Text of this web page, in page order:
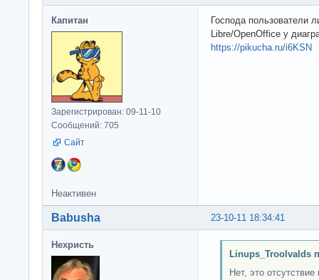
Капитан
Зарегистрирован: 09-11-10
Сообщений: 705
Сайт
Господа пользователи
Libre/OpenOffice у
https://pikucha.ru/i6KSN
Неактивен
23-10-11 18:34:41
Babusha
Нехристь
Linups_Troolvalds
Нет, это